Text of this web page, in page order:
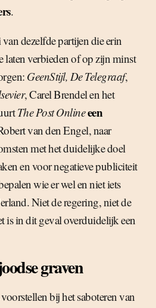
.
dezelfde partijen die erin
laten verbieden of op zijn minst
GeenStijl, De Telegraaf,
, Carel Brendel en het
The Post Onlineeen
van den Engel, naar
met het duidelijke doel
en voor negatieve publiciteit
wie er wel en niet iets
Niet de regering, niet de
is in dit geval overduidelijk een
graven
bij het saboteren van